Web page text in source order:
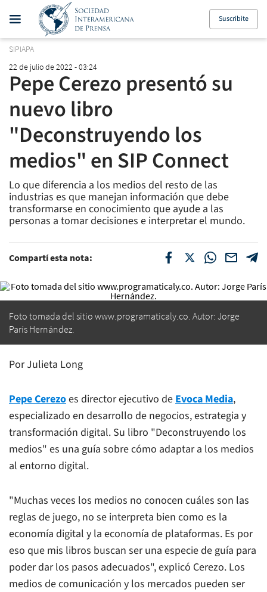
Suscribite
SIPIAPA
22 de julio de 2022 - 03:24
Pepe Cerezo presentó su
nuevo libro
"Deconstruyendo los
medios" en SIP Connect
Lo que diferencia a los medios del resto de las
industrias es que manejan información que debe
transformarse en conocimiento que ayude a las
personas a tomar decisiones e interpretar el mundo.
Compartí esta nota:
Foto tomada del sitio www.programaticaly.co. Autor: Jorge
París Hernández.
Por Julieta Long
Pepe Cerezoes director ejecutivo de Evoca Media,
especializado en desarrollo de negocios, estrategia y
transformación digital. Su libro "Deconstruyendo los
medios" es una guía sobre cómo adaptar a los medios
al entorno digital.
"Muchas veces los medios no conocen cuáles son las
reglas de juego, no se interpreta bien como es la
economía digital y la economía de plataformas. Es por
eso que mis libros buscan ser una especie de guía para
poder dar los pasos adecuados", explicó Cerezo. Los
medios de comunicación y los mercados pueden ser